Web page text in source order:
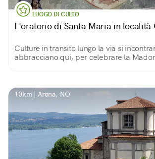
LUOGO DI CULTO
L'oratorio di Santa Maria in località
Culture in transito lungo la via si
abbracciano qui, per celebrare la
10km | Arona, NO